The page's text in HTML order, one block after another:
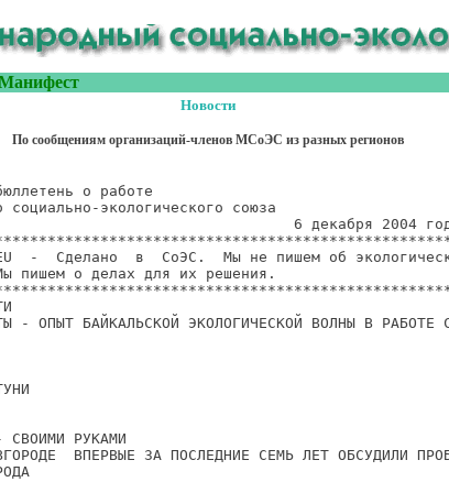
Новости
По сообщениям организаций-членов МСоЭС из разных регионов